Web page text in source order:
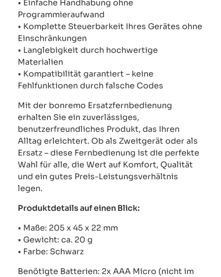
• Einfache Handhabung ohne
Programmieraufwand
• Komplette Steuerbarkeit Ihres Gerätes ohne
Einschränkungen
• Langlebigkeit durch hochwertige
Materialien
• Kompatibilität garantiert – keine
Fehlfunktionen durch falsche Codes
Mit der bonremo Ersatzfernbedienung
erhalten Sie ein zuverlässiges,
benutzerfreundliches Produkt, das Ihren
Alltag erleichtert. Ob als Zweitgerät oder als
Ersatz – diese Fernbedienung ist die perfekte
Wahl für alle, die Wert auf Komfort, Qualität
und ein gutes Preis-Leistungsverhältnis
legen.
Produktdetails auf einen Blick:
• Maße: 205 x 45 x 22 mm
• Gewicht: ca. 20 g
• Farbe: Schwarz
Benötigte Batterien: 2x AAA Micro (nicht im